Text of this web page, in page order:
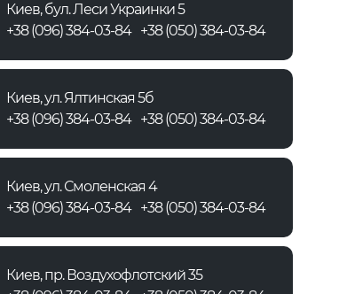
Киев, бул. Леси Украинки 5
+38 (096) 384-03-84 +38 (050) 384-03-84
Киев, ул. Ялтинская 5б
+38 (096) 384-03-84 +38 (050) 384-03-84
Киев, ул. Смоленская 4
+38 (096) 384-03-84 +38 (050) 384-03-84
Киев, пр. Воздухофлотский 35